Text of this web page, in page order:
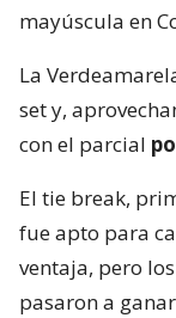
mayúscula en
La
set y,
con el parcial
El tie break,
fue apto para
ventaja, pero
pasaron a